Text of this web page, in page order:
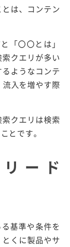
は、コンテン
「〇〇とは」
クエリが多い
ようなコンテ
入を増やす際
クエリは検索
とです。
ード
基準や条件を
くに製品やサ